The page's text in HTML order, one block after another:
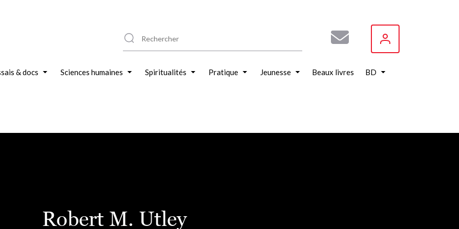
& docs Sciences humaines Spiritualités Pratique Jeunesse Beaux livres BD
Robert M. Utley